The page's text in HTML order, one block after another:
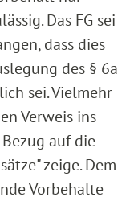
Das FG sei
dass dies
des § 6a
sei. Vielmehr
Verweis ins
auf die
zeige. Dem
Vorbehalte